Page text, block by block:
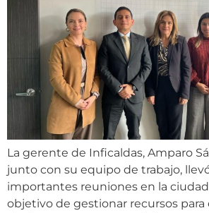
La gerente de Inficaldas, Amparo
junto con su equipo de trabajo,
importantes reuniones en la
objetivo de gestionar recursos para